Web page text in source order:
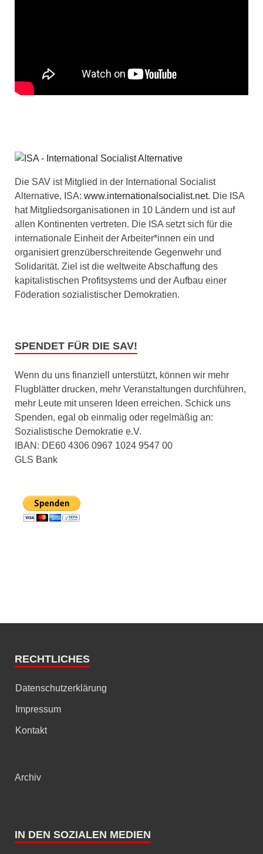
Die SAV ist Mitglied in der International Socialist
Alternative, ISA: www.internationalsocialist.net. Die ISA
hat Mitgliedsorganisationen in 10 Ländern und ist auf
allen Kontinenten vertreten. Die ISA setzt sich für die
internationale Einheit der Arbeiter*innen ein und
organisiert grenzüberschreitende Gegenwehr und
Solidarität. Ziel ist die weltweite Abschaffung des
kapitalistischen Profitsystems und der Aufbau einer
Föderation sozialistischer Demokratien.
SPENDET FÜR DIE SAV!
Wenn du uns finanziell unterstützt, können wir mehr
Flugblätter drucken, mehr Veranstaltungen durchführen,
mehr Leute mit unseren Ideen erreichen. Schick uns
Spenden, egal ob einmalig oder regelmäßig an:
Sozialistische Demokratie e.V.
IBAN: DE60 4306 0967 1024 9547 00
GLS Bank
RECHTLICHES
Datenschutzerklärung
Impressum
Kontakt
Archiv
IN DEN SOZIALEN MEDIEN